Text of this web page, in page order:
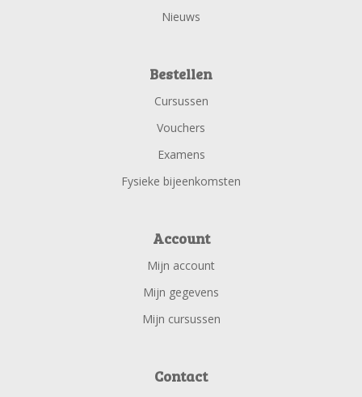
Nieuws
Bestellen
Cursussen
Vouchers
Examens
Fysieke bijeenkomsten
Account
Mijn account
Mijn gegevens
Mijn cursussen
Contact